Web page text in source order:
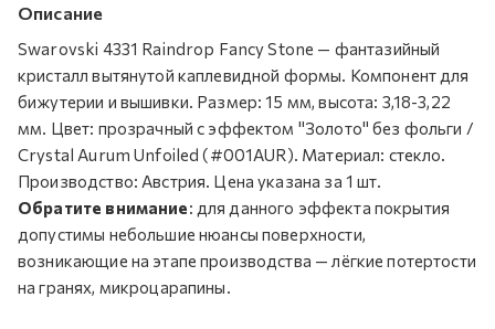
Описание
Swarovski 4331 Raindrop Fancy Stone — фантазийный
кристалл вытянутой каплевидной формы. Компонент для
бижутерии и вышивки. Размер: 15 мм, высота: 3,18-3,22
мм. Цвет: прозрачный с эффектом "Золото" без фольги /
Crystal Aurum Unfoiled (#001AUR). Материал: стекло.
Производство: Австрия. Цена указана за 1 шт.
Обратите внимание: для данного эффекта покрытия
допустимы небольшие нюансы поверхности,
возникающие на этапе производства — лёгкие потертости
на гранях, микроцарапины.